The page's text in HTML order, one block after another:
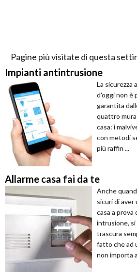
Pagine più visitate di questa
Impianti antintrusione
La sicurezza
d'oggi non è
garantita
quattro
casa: i
con metodi
più raffin ...
Allarme casa fai da te
Anche
sicuri di aver
casa a prova
intrusione, si
trascura
fatto che ad
non importa